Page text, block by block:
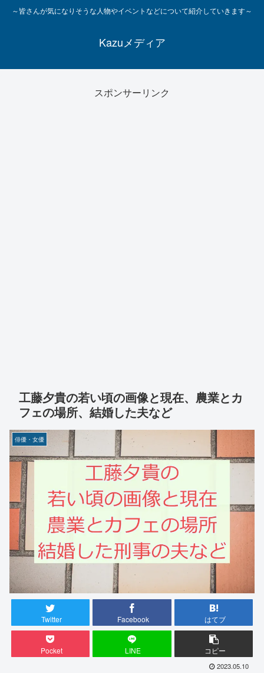
～皆さんが気になりそうな人物やイベントなどについて紹介していきます～
Kazuメディア
スポンサーリンク
工藤夕貴の若い頃の画像と現在、農業とカ
フェの場所、結婚した夫など
俳優・女優
Twitter Facebook はてブ
Pocket LINE コピー
2023.05.10